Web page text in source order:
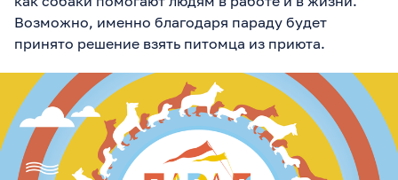
Возможно, именно благодаря параду будет
принято решение взять питомца из приюта.